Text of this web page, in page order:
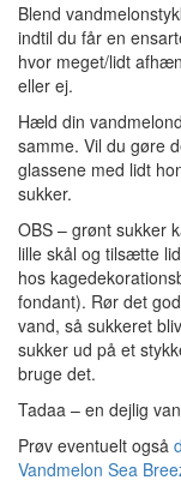
Blend
indtil du får en
hvor meget/lidt
eller ej.
Hæld din
samme. Vil du gøre
glassene med lidt
sukker.
OBS – grønt sukker
lille skål og tilsætte
hos
fondant). Rør det
vand, så sukkeret
sukker ud på et
bruge det.
Tadaa – en dejlig
Prøv eventuelt også
Vandmelon Sea